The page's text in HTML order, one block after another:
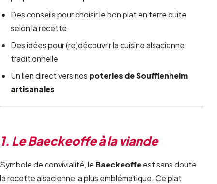
Des conseils pour choisir le bon plat en terre cuite
selon la recette
Des idées pour (re)découvrir la cuisine alsacienne
traditionnelle
Un lien direct vers nos poteries de Soufflenheim
artisanales
1. Le Baeckeoffe à la viande
Symbole de convivialité, le Baeckeoffeest sans doute
la recette alsacienne la plus emblématique. Ce plat